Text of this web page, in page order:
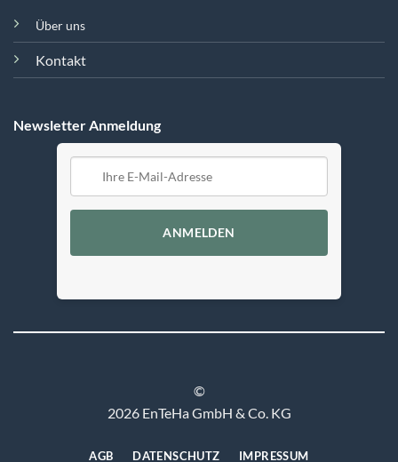
Über uns
Kontakt
Newsletter Anmeldung
ANMELDEN
©
2026 EnTeHa GmbH & Co. KG
AGB DATENSCHUTZ IMPRESSUM